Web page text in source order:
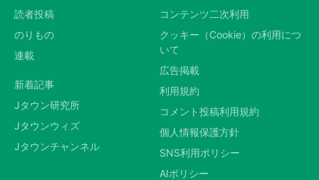
読者投稿
のりもの
連載
新着記事
Jタウン研究所
Jタウンウィズ
Jタウンチャンネル
コンテンツ二次利用
クッキー（Cookie）の利用につ
いて
広告掲載
利用規約
コメント投稿利用規約
個人情報保護方針
SNS利用ポリシー
AIポリシー